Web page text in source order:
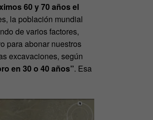
60 y 70 años el
la población mundial
de varios factores,
para abonar nuestros
excavaciones, según
en 30 o 40 años”. Esa